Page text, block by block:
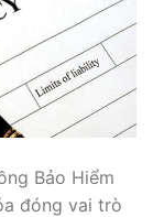
Bảo Hiểm
đóng vai trò